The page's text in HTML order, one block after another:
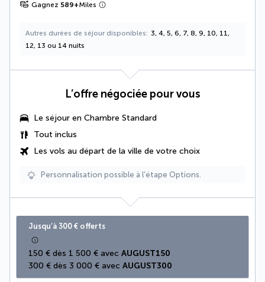
Gagnez 589+Miles
Autres durées de séjour disponibles
3, 4, 5, 6, 7, 8, 9, 10, 11,
12, 13 ou 14 nuits
L’offre négociée pour vous
Le séjour en Chambre Standard
Tout inclus
Les vols au départ de la ville de votre choix
Personnalisation possible à l’étape Options.
Jusqu’à 300 € offerts
150 € dès 1 500 € avec AUGUST150
300 € dès 3 000 € avec AUGUST300